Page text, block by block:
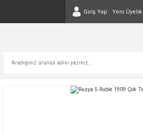
Giriş Yap Yeni Üyelik